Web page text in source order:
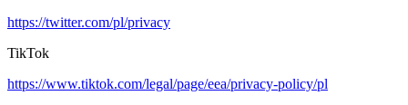
https://twitter.com/pl/privacy
TikTok
https://www.tiktok.com/legal/page/eea/privacy-policy/pl